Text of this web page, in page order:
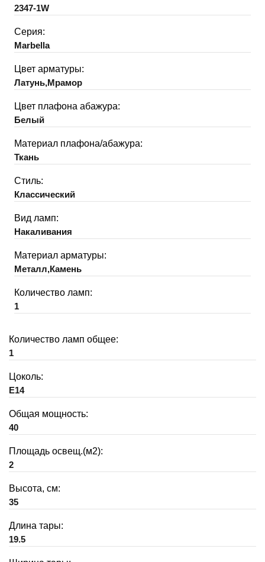
2347-1W
Серия:
Marbella
Цвет арматуры:
Латунь,Мрамор
Цвет плафона абажура:
Белый
Материал плафона/абажура:
Ткань
Стиль:
Классический
Вид ламп:
Накаливания
Материал арматуры:
Металл,Камень
Количество ламп:
1
Количество ламп общее:
1
Цоколь:
E14
Общая мощность:
40
Площадь освещ.(м2):
2
Высота, см:
35
Длина тары:
19.5